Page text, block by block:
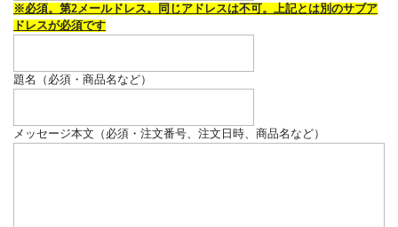
※必須。第2メールドレス。同じアドレスは不可。上記とは別のサブア
ドレスが必須です
題名（必須・商品名など）
メッセージ本文（必須・注文番号、注文日時、商品名など）